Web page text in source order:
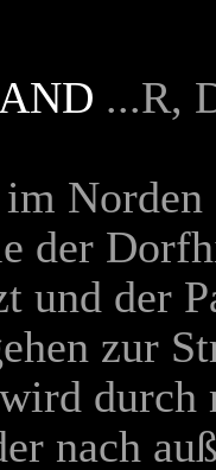
...R,
Norden
der
und der
zur
durch
nach